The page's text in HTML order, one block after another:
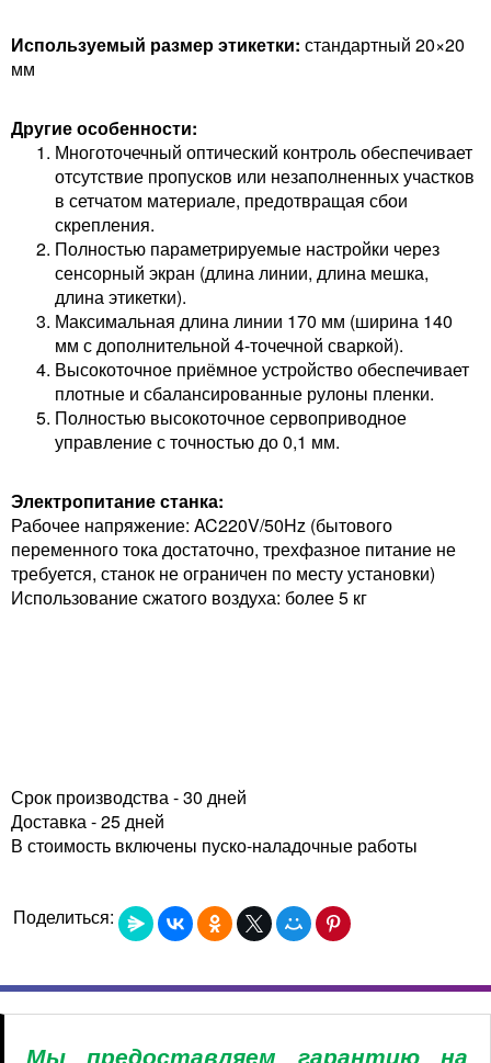
Используемый размер этикетки: стандартный 20×20
мм
Другие особенности:
Многоточечный оптический контроль обеспечивает
отсутствие пропусков или незаполненных участков
в сетчатом материале, предотвращая сбои
скрепления.
Полностью параметрируемые настройки через
сенсорный экран (длина линии, длина мешка,
длина этикетки).
Максимальная длина линии 170 мм (ширина 140
мм с дополнительной 4-точечной сваркой).
Высокоточное приёмное устройство обеспечивает
плотные и сбалансированные рулоны пленки.
Полностью высокоточное сервоприводное
управление с точностью до 0,1 мм.
Электропитание станка:
Рабочее напряжение: AC220V/50Hz (бытового
переменного тока достаточно, трехфазное питание не
требуется, станок не ограничен по месту установки)
Использование сжатого воздуха: более 5 кг
Срок производства - 30 дней
Доставка - 25 дней
В стоимость включены пуско-наладочные работы
Поделиться:
Мы предоставляем гарантию на